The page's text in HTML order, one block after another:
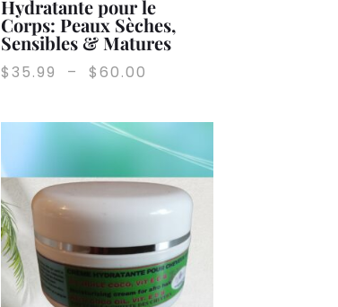
Hydratante pour le
Corps: Peaux Sèches,
Sensibles & Matures
$35.99 – $60.00
prix :
$35.99
$60.00